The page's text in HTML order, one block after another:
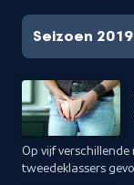
Seizoen 2019
Op vijf
tweedeklassers